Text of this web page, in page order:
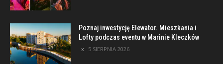
Poznaj inwestycję Elewator. Mieszkania i
Lofty podczas eventu w Marinie Kleczków
5 SIERPNIA 2026